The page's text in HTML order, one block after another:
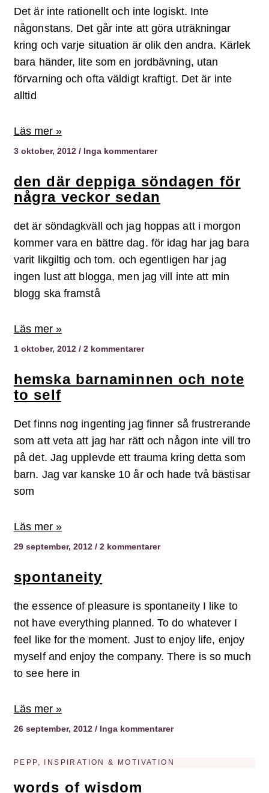
Det är inte rationellt och inte logiskt. Inte
någonstans. Det går inte att göra uträkningar
kring och varje situation är olik den andra. Kärlek
bara händer, lite som en jordbävning, utan
förvarning och ofta väldigt kraftigt. Det är inte
alltid
Läs mer »
3 oktober, 2012 Inga kommentarer
den där deppiga söndagen för
några veckor sedan
det är söndagkväll och jag hoppas att i morgon
kommer vara en bättre dag. för idag har jag bara
varit likgiltig och tom. och egentligen har jag
ingen lust att blogga, men jag vill inte att min
blogg ska framstå
Läs mer »
1 oktober, 2012 2 kommentarer
hemska barnaminnen och note
to self
Det finns nog ingenting jag finner så frustrerande
som att veta att jag har rätt och någon inte vill tro
på det. Jag upplevde ett trauma kring detta som
barn. Jag var kanske 10 år och hade två bästisar
som
Läs mer »
29 september, 2012 2 kommentarer
spontaneity
the essence of pleasure is spontaneity I like to
not have everything planned. To do whatever I
feel like for the moment. Just to enjoy life, enjoy
myself and enjoy the company. There is so much
to see here in
Läs mer »
26 september, 2012 Inga kommentarer
PEPP, INSPIRATION & MOTIVATION
words of wisdom